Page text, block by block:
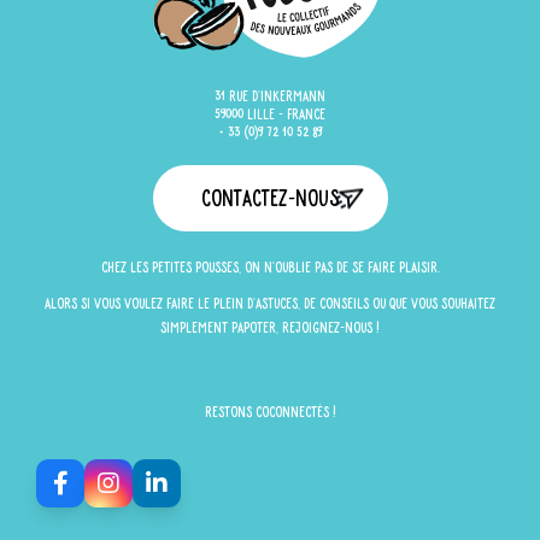
31 rue d'Inkermann
59000 Lille - France
+ 33 (0)9 72 10 52 89
Contactez-nous
Chez Les Petites Pousses, on n'oublie pas de se faire plaisir.
Alors si vous voulez faire le plein d'astuces, de conseils ou que vous souhaitez
simplement papoter, rejoignez-nous !
Restons Coconnectés !